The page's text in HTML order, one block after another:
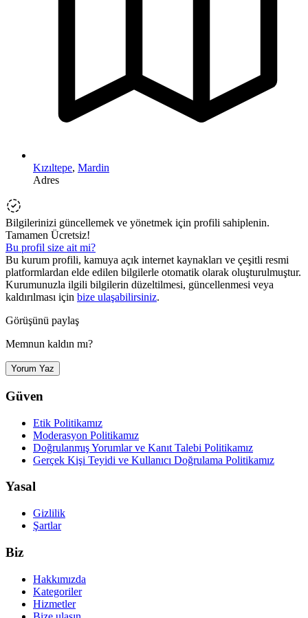
Kızıltepe, Mardin
Adres
Bilgilerinizi güncellemek ve yönetmek için profili sahiplenin.
Tamamen Ücretsiz!
Bu profil size ait mi?
Bu kurum profili, kamuya açık internet kaynakları ve çeşitli resmi
platformlardan elde edilen bilgilerle otomatik olarak oluşturulmuştur.
Kurumunuzla ilgili bilgilerin düzeltilmesi, güncellenmesi veya
kaldırılması için bize ulaşabilirsiniz.
Görüşünü paylaş
Memnun kaldın mı?
Yorum Yaz
Güven
Etik Politikamız
Moderasyon Politikamız
Doğrulanmış Yorumlar ve Kanıt Talebi Politikamız
Gerçek Kişi Teyidi ve Kullanıcı Doğrulama Politikamız
Yasal
Gizlilik
Şartlar
Biz
Hakkımızda
Kategoriler
Hizmetler